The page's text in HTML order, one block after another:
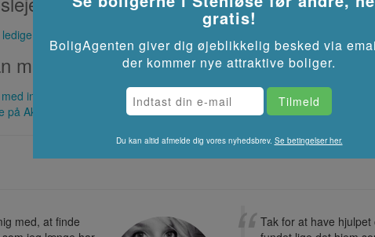
ledige i Stenløse
man få bolig i Stenløse?
ingen eller meget kort ventetid , så det er som regel muligt at få bolig
på Akutbolig.dk
med, at finde
Tak for at have
gratis!
BoligAgenten giver dig øjeblikkelig besked via
der kommer nye attraktive boliger.
Du kan altid afmelde dig vores nyhedsbrev. Se betingelser her.